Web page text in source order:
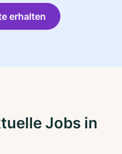
erhalten
Jobs in